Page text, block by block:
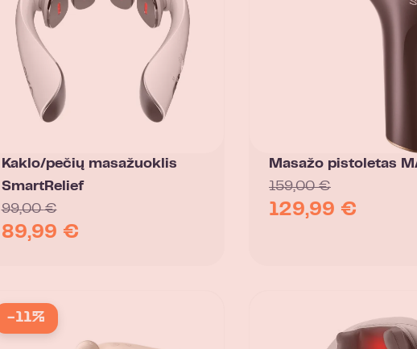
Kaklo/pečių masažuoklis
SmartRelief
99,00€
89,99 €
Masažo pistoletas
159,00€
129,99 €
-11%